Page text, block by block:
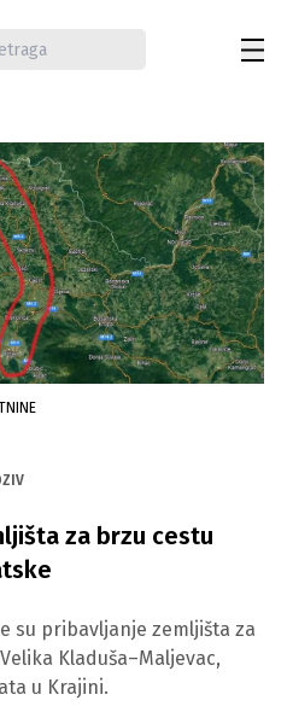
za brzu cestu
su pribavljanje zemljišta za
Kladuša–Maljevac,
u Krajini.